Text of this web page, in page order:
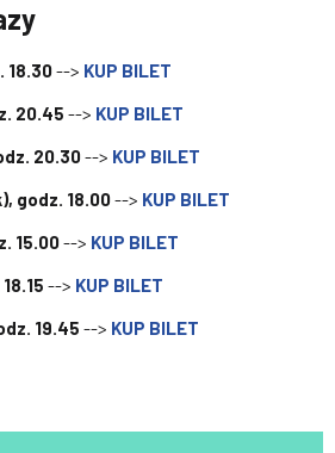
18.30--> KUP BILET
20.45 --> KUP BILET
20.30--> KUP BILET
godz. 18.00--> KUP BILET
15.00--> KUP BILET
--> KUP BILET
19.45 --> KUP BILET